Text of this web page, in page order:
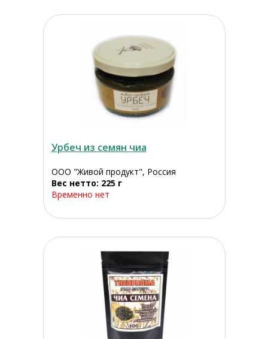
Урбеч из семян чиа
ООО "Живой продукт", Россия
Вес нетто: 225 г
Временно нет